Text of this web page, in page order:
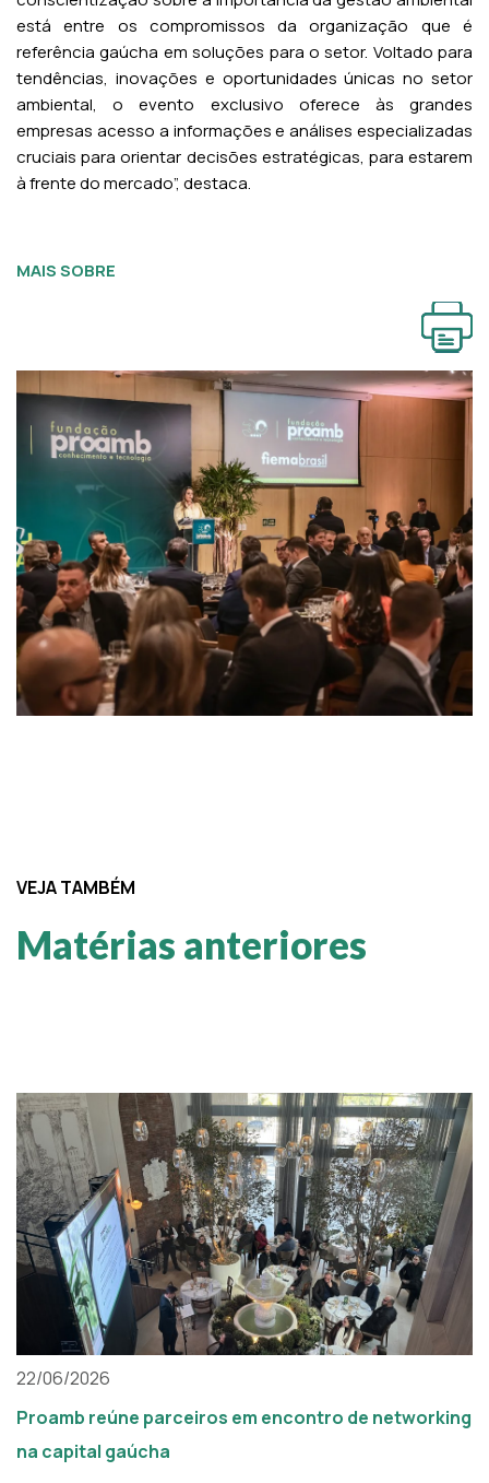
está entre os compromissos da organização que é
referência gaúcha em soluções para o setor. Voltado para
tendências, inovações e oportunidades únicas no setor
ambiental, o evento exclusivo oferece às grandes
empresas acesso a informações e análises especializadas
cruciais para orientar decisões estratégicas, para estarem
à frente do mercado”, destaca.
MAIS SOBRE
VEJA TAMBÉM
Matérias anteriores
22/06/2026
Proamb reúne parceiros em encontro de networking
na capital gaúcha